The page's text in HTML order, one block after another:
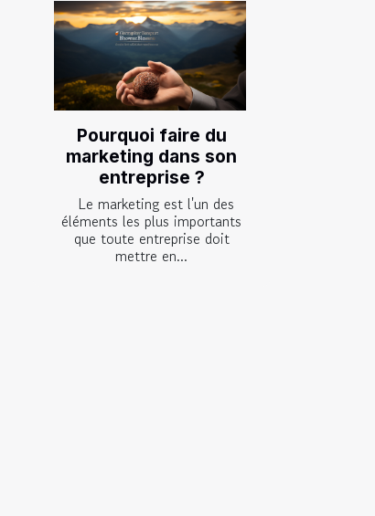
Pourquoi faire du
marketing dans son
entreprise ?
Le marketing est l'un des
éléments les plus importants
que toute entreprise doit
mettre en...